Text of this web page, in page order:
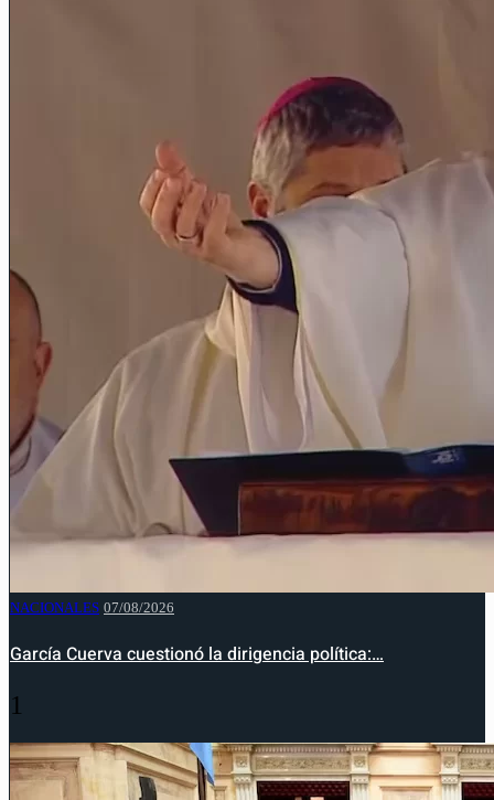
NACIONALES 07/08/2026
García Cuerva cuestionó la dirigencia política:…
1